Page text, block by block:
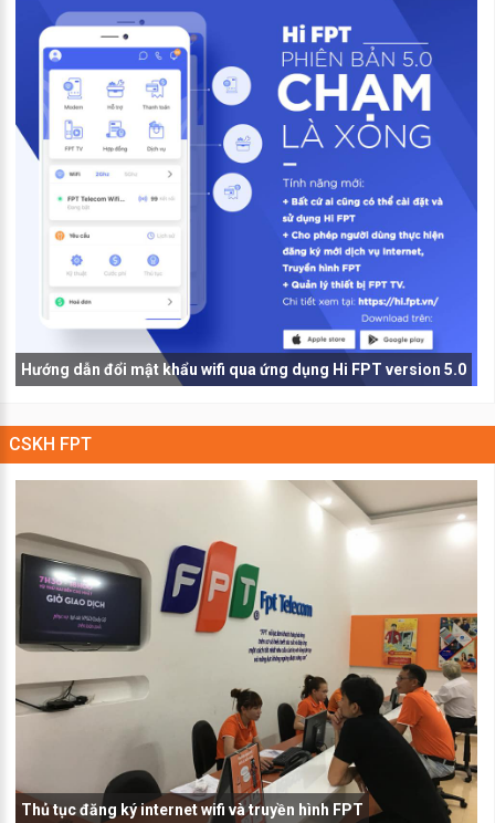
Hướng dẫn đổi mật khẩu wifi qua ứng dụng Hi FPT version 5.0
CSKH FPT
Thủ tục đăng ký internet wifi và truyền hình FPT